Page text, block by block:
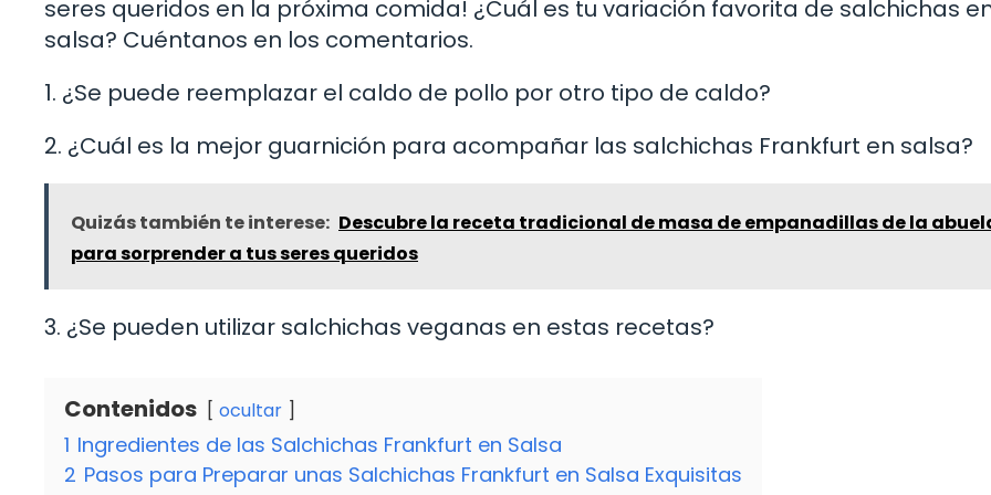
seres queridos en la próxima comida! ¿Cuál es tu variación favorita de salchichas
salsa? Cuéntanos en los comentarios.
1. ¿Se puede reemplazar el caldo de pollo por otro tipo de caldo?
2. ¿Cuál es la mejor guarnición para acompañar las salchichas Frankfurt en salsa?
Quizás también te interese: Descubre la receta tradicional de masa de empanadillas de la
para sorprender a tus seres queridos
3. ¿Se pueden utilizar salchichas veganas en estas recetas?
Contenidos ocultar
1 Ingredientes de las Salchichas Frankfurt en Salsa
2 Pasos para Preparar unas Salchichas Frankfurt en Salsa Exquisitas